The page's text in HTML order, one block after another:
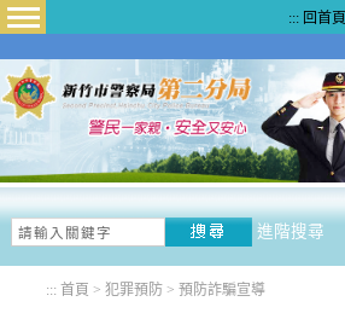
::: 回首頁
Menu 進階搜尋
::: 首頁 > 犯罪預防 > 預防詐騙宣導